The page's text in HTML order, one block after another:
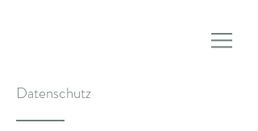
Datenschutz